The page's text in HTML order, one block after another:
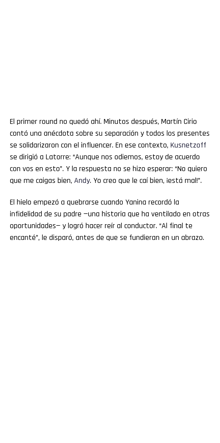
El primer round no quedó ahí. Minutos después, Martín Cirio
contó una anécdota sobre su separación y todos los presentes
se solidarizaron con el influencer. En ese contexto, Kusnetzoff
se dirigió a Latorre: “Aunque nos odiemos, estoy de acuerdo
con vos en esto”. Y la respuesta no se hizo esperar: “No quiero
que me caigas bien, Andy. Yo creo que le caí bien, ¡está mal!”.
El hielo empezó a quebrarse cuando Yanina recordó la
infidelidad de su padre —una historia que ha ventilado en otras
oportunidades— y logró hacer reír al conductor. “Al final te
encanté”, le disparó, antes de que se fundieran en un abrazo.